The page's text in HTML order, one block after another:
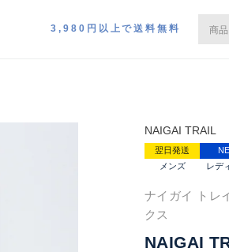
3,980円以上で送料無料
NAIGAI TRAIL
翌日発送
メンズ
レデ
ナイガイ トレ
クス
NAIGAI